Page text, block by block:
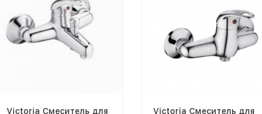
Victoria Смеситель для
Victoria Смеситель для